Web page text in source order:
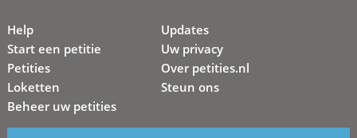
Help
Start een petitie
Petities
Loketten
Beheer uw petities
Updates
Uw privacy
Over petities.nl
Steun ons